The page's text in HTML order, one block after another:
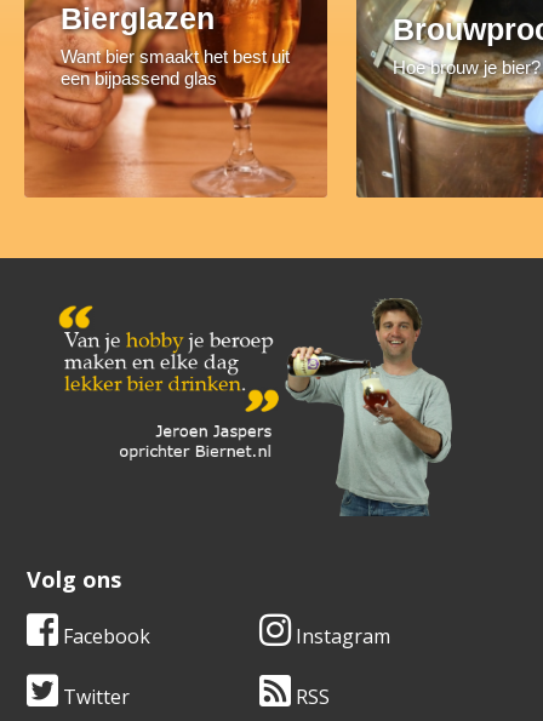
Bierglazen
Want bier smaakt het best uit
een bijpassend glas
Hoe brouw je bier?
Volg ons
Facebook Instagram
Twitter RSS